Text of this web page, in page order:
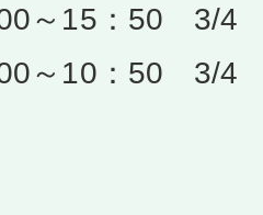
00～15：50 3/4
00～10：50 3/4